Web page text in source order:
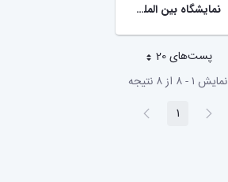
نمایشگاه بین المللی صنایع استان همدان
پست‌‌های 20هر صفحه
نمایش ۱ - ۸ از ۸ نتیجه
پیغام
قبلی صفحه1 صفحه
بعد